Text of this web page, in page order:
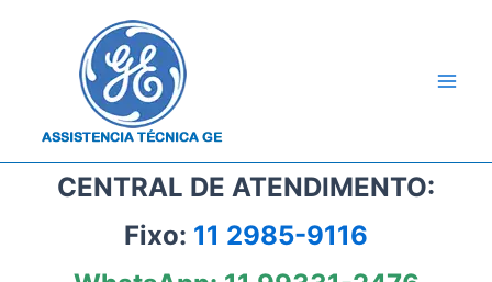
CENTRAL DE ATENDIMENTO:
Fixo: 11 2985-9116